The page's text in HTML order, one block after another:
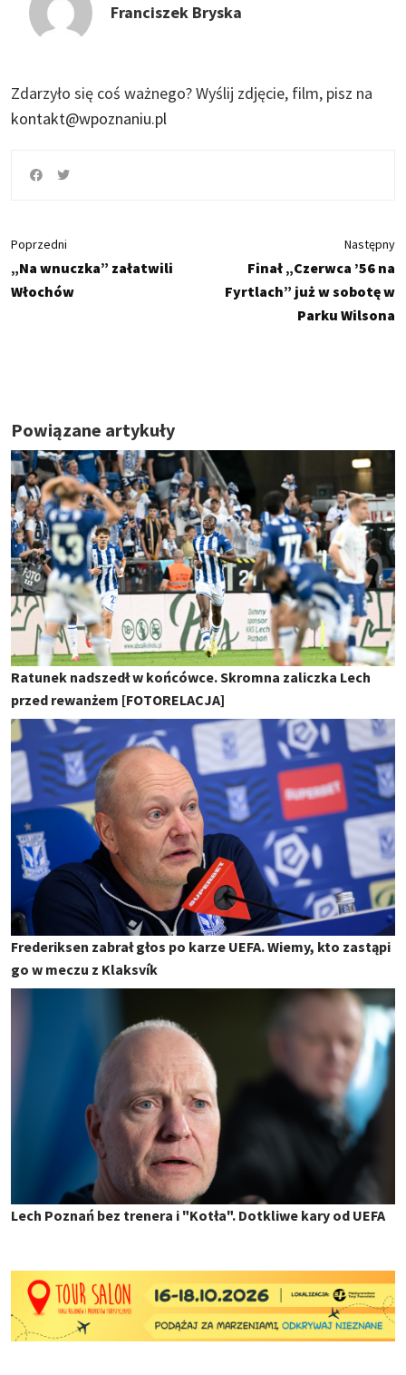
Franciszek Bryska
Zdarzyło się coś ważnego?Wyślij zdjęcie, film, pisz na
kontakt@wpoznaniu.pl
Poprzedni
„Na wnuczka” załatwili
Włochów
Następny
Finał „Czerwca ’56 na
Fyrtlach” już w sobotę w
Parku Wilsona
Powiązane artykuły
Ratunek nadszedł w końcówce. Skromna zaliczka Lech
przed rewanżem [FOTORELACJA]
Frederiksen zabrał głos po karze UEFA. Wiemy, kto zastąpi
go w meczu z Klaksvík
Lech Poznań bez trenera i "Kotła". Dotkliwe kary od UEFA